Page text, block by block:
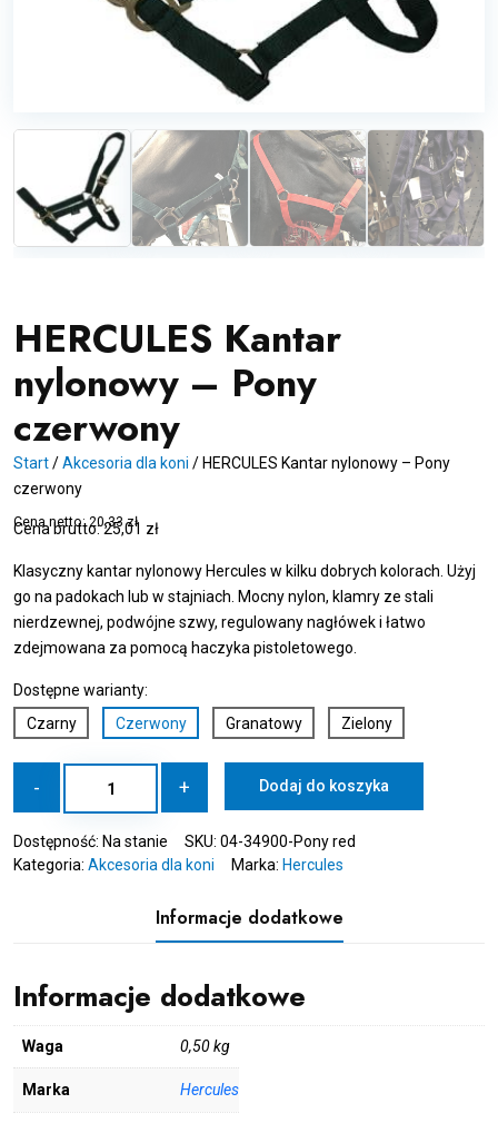
HERCULES Kantar
nylonowy – Pony
czerwony
Start/Akcesoria dla koni /HERCULES Kantar nylonowy – Pony
czerwony
Cena netto: 20,33zł
Cena brutto:25,01 zł
Klasyczny kantar nylonowy Hercules w kilku dobrych kolorach. Użyj
go na padokach lub w stajniach. Mocny nylon, klamry ze stali
nierdzewnej, podwójne szwy, regulowany nagłówek i łatwo
zdejmowana za pomocą haczyka pistoletowego.
Dostępne warianty:
Czarny
Czerwony Granatowy Zielony
-
ilość
HERCULES
Kantar
nylonowy
-
+ Dodaj do koszyka
Dostępność: Na stanie SKU: 04-34900-Pony red
Kategoria: Akcesoria dla koni Marka: Hercules
Informacje dodatkowe
Informacje dodatkowe
Waga 0,50 kg
Marka Hercules